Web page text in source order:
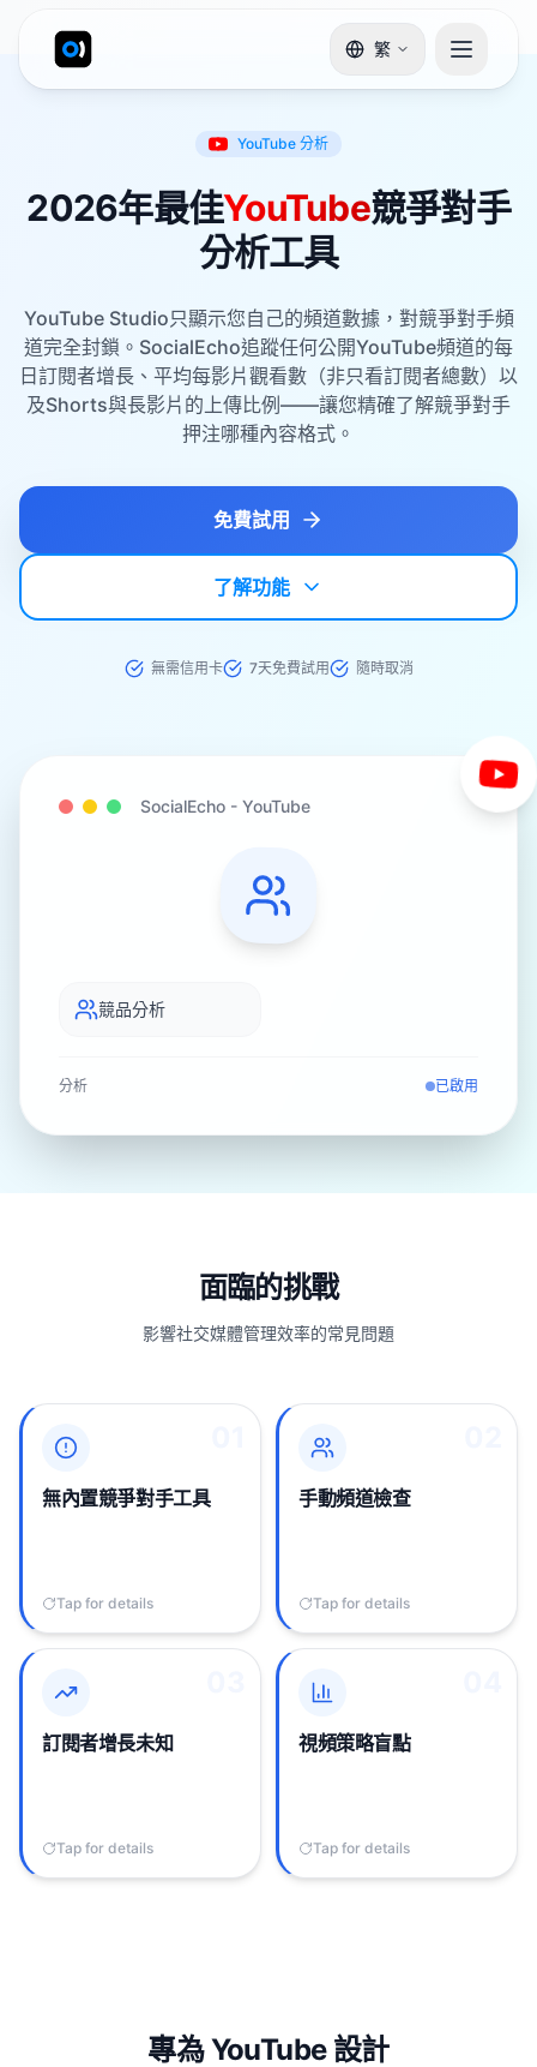
繁
YouTube 分析
2026年最佳YouTube競爭對手
分析工具
YouTube Studio只顯示您自己的頻道數據，對競爭對手頻
道完全封鎖。SocialEcho追蹤任何公開YouTube頻道的每
日訂閱者增長、平均每影片觀看數（非只看訂閱者總數）以
及Shorts與長影片的上傳比例——讓您精確了解競爭對手
押注哪種內容格式。
免費試用
了解功能
無需信用卡 7天免費試用 隨時取消
SocialEcho - YouTube
競品分析
分析 已啟用
面臨的挑戰
影響社交媒體管理效率的常見問題
無內置競爭對手工具
Tap for details
01
YouTube Studio僅顯示您
自己的頻道分析，沒有競
爭對手追蹤或對比功能
——您必須手動檢查競爭
Tap to flip back
手動頻道檢查
Tap for details
02
追蹤競爭對手意味著手動
訪問他們的頻道，記錄訂
閱者數，並在電子表格中
記錄熱門視頻——完全手
Tap to flip back
訂閱者增長未知
Tap for details
03
趨勢，無法知道競爭對手
是加速還是停滯。
Tap to flip back
視頻策略盲點
Tap for details
04
無法分析競爭對手上傳頻
Shorts與長視頻策略，只
能觀看每次上傳並手動記
Tap to flip back
專為 YouTube 設計